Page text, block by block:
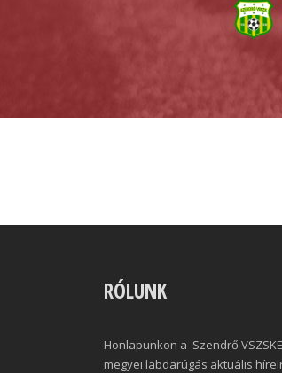
RÓLUNK
Honlapunkon a Szendrő
megyei labdarúgás aktuális